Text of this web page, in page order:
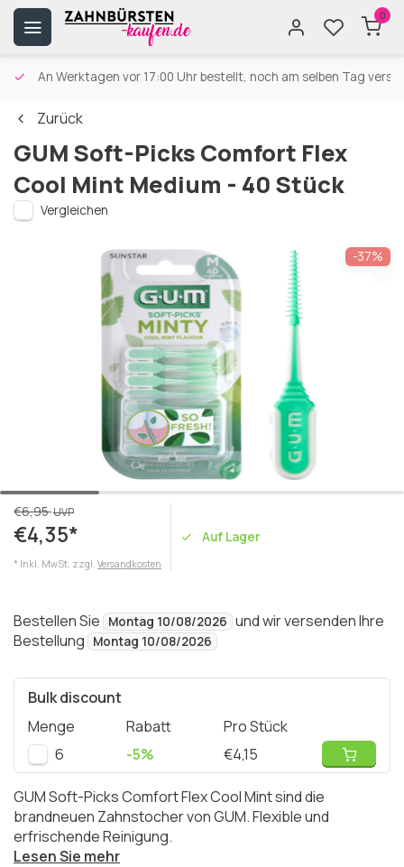
0
An Werktagen vor 17:00 Uhr bestellt, noch am selben Tag
Zurück
GUM Soft-Picks Comfort Flex
Cool Mint Medium - 40 Stück
Vergleichen
-37%
€6,95UVP
€4,35*
* Inkl. MwSt. zzgl. Versandkosten
Auf Lager
Bestellen Sie Montag 10/08/2026 und wir versenden Ihre
Bestellung
Montag 10/08/2026
Bulk discount
Menge
Rabatt
Pro Stück
6
-5% €4,15
GUM Soft-Picks Comfort Flex Cool Mint sind die
brandneuen Zahnstocher von GUM. Flexible und
erfrischende Reinigung.
Lesen Sie mehr